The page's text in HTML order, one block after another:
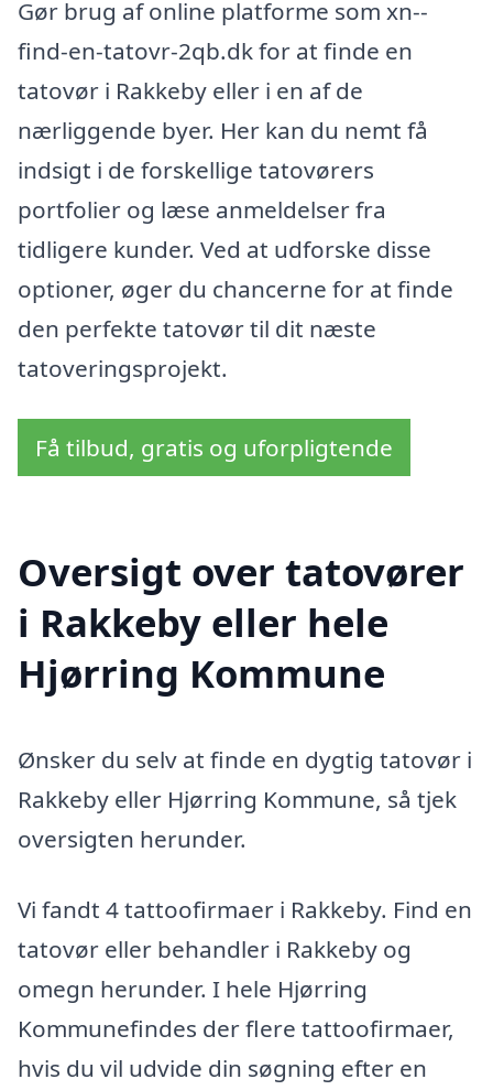
Gør brug af online platforme som xn--
find-en-tatovr-2qb.dk for at finde en
tatovør i Rakkeby eller i en af de
nærliggende byer. Her kan du nemt få
indsigt i de forskellige tatovørers
portfolier og læse anmeldelser fra
tidligere kunder. Ved at udforske disse
optioner, øger du chancerne for at finde
den perfekte tatovør til dit næste
tatoveringsprojekt.
Få tilbud, gratis og uforpligtende
Oversigt over tatovører
i Rakkeby eller hele
Hjørring Kommune
Ønsker du selv at finde en dygtig tatovør i
Rakkeby eller Hjørring Kommune, så tjek
oversigten herunder.
Vi fandt 4 tattoofirmaer i Rakkeby. Find en
tatovør eller behandler i Rakkeby og
omegn herunder. I hele Hjørring
Kommunefindes der flere tattoofirmaer,
hvis du vil udvide din søgning efter en